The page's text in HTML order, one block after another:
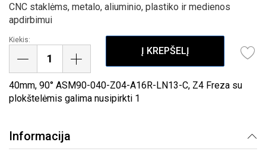
CNC staklėms, metalo, aliuminio, plastiko ir medienos
apdirbimui
Kiekis:
Į KREPŠELĮ
40mm, 90° ASM90-040-Z04-A16R-LN13-C, Z4 Freza su
plokštelėmis galima nusipirkti 1
Informacija